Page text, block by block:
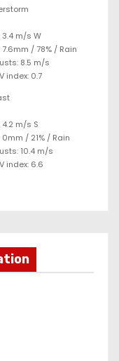
3.4 m/s W
7.6mm /78% / Rain
8.5 m/s
index: 0.7
m/s S
0mm / 21% / Rain
10.4 m/s
index: 6.6